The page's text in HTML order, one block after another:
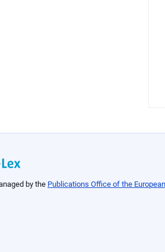
by the Publications Office of the